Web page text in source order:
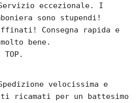
eccezionale. I
sono stupendi!
Consegna rapida e
bene.
velocissima e
ricamati per un battesimo